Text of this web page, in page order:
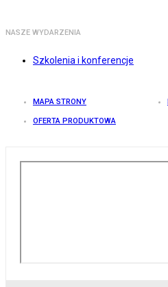
NASZE WYDARZENIA
Szkolenia i konferencje
MAPA STRONY
OFERTA PRODUKTOWA